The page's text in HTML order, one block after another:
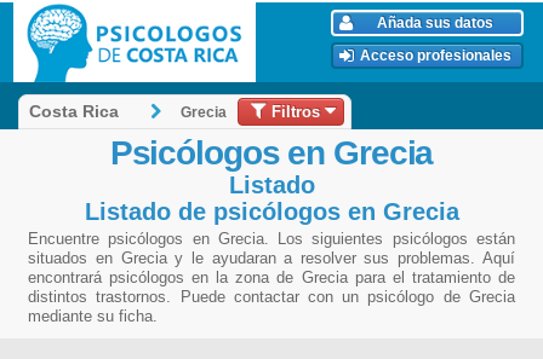
Añada sus datos
Acceso profesionales
Costa Rica Grecia Filtros
Psicólogos en Grecia
Listado
Listado de psicólogos en Grecia
Encuentre psicólogos en Grecia. Los siguientes psicólogos están
situados en Grecia y le ayudaran a resolver sus problemas. Aquí
encontrará psicólogos en la zona de Grecia para el tratamiento de
distintos trastornos. Puede contactar con un psicólogo de Grecia
mediante su ficha.